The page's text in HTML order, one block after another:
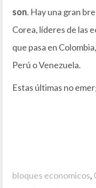
son. Hay una gran
Corea, líderes de las
que pasa en
Perú o Venezuela.
Estas últimas no
bloques economicos,